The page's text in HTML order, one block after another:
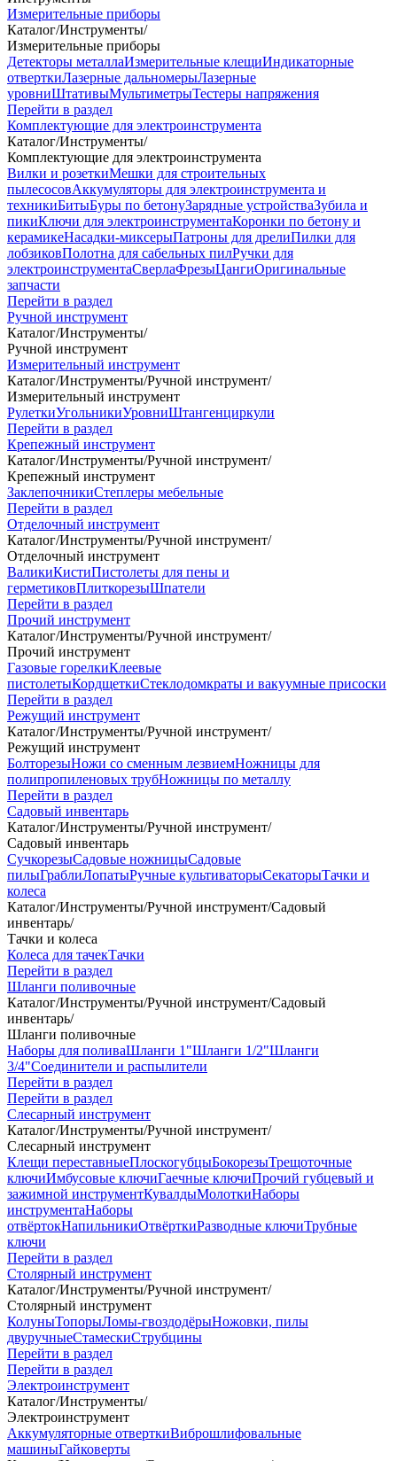
Измерительные приборы
Каталог/Инструменты/
Измерительные приборы
Детекторы металлаИзмерительные клещиИндикаторные
отверткиЛазерные дальномерыЛазерные
уровниШтативыМультиметрыТестеры напряжения
Перейти в раздел
Комплектующие для электроинструмента
Каталог/Инструменты/
Комплектующие для электроинструмента
Вилки и розеткиМешки для строительных
пылесосовАккумуляторы для электроинструмента и
техникиБитыБуры по бетонуЗарядные устройстваЗубила и
пикиКлючи для электроинструментаКоронки по бетону и
керамикеНасадки-миксерыПатроны для дрелиПилки для
лобзиковПолотна для сабельных пилРучки для
электроинструментаСверлаФрезыЦангиОригинальные
запчасти
Перейти в раздел
Ручной инструмент
Каталог/Инструменты/
Ручной инструмент
Измерительный инструмент
Каталог/Инструменты/Ручной инструмент/
Измерительный инструмент
РулеткиУгольникиУровниШтангенциркули
Перейти в раздел
Крепежный инструмент
Каталог/Инструменты/Ручной инструмент/
Крепежный инструмент
ЗаклепочникиСтеплеры мебельные
Перейти в раздел
Отделочный инструмент
Каталог/Инструменты/Ручной инструмент/
Отделочный инструмент
ВаликиКистиПистолеты для пены и
герметиковПлиткорезыШпатели
Перейти в раздел
Прочий инструмент
Каталог/Инструменты/Ручной инструмент/
Прочий инструмент
Газовые горелкиКлеевые
пистолетыКордщеткиСтеклодомкраты и вакуумные присоски
Перейти в раздел
Режущий инструмент
Каталог/Инструменты/Ручной инструмент/
Режущий инструмент
БолторезыНожи со сменным лезвиемНожницы для
полипропиленовых трубНожницы по металлу
Перейти в раздел
Садовый инвентарь
Каталог/Инструменты/Ручной инструмент/
Садовый инвентарь
СучкорезыСадовые ножницыСадовые
пилыГраблиЛопатыРучные культиваторыСекаторыТачки и
колеса
Каталог/Инструменты/Ручной инструмент/Садовый
инвентарь/
Тачки и колеса
Колеса для тачекТачки
Перейти в раздел
Шланги поливочные
Каталог/Инструменты/Ручной инструмент/Садовый
инвентарь/
Шланги поливочные
Наборы для поливаШланги 1"Шланги 1/2"Шланги
3/4"Соединители и распылители
Перейти в раздел
Перейти в раздел
Слесарный инструмент
Каталог/Инструменты/Ручной инструмент/
Слесарный инструмент
Клещи переставныеПлоскогубцыБокорезыТрещоточные
ключиИмбусовые ключиГаечные ключиПрочий губцевый и
зажимной инструментКувалдыМолоткиНаборы
инструментаНаборы
отвёртокНапильникиОтвёрткиРазводные ключиТрубные
ключи
Перейти в раздел
Столярный инструмент
Каталог/Инструменты/Ручной инструмент/
Столярный инструмент
КолуныТопорыЛомы-гвоздодёрыНожовки, пилы
двуручныеСтамескиСтрубцины
Перейти в раздел
Перейти в раздел
Электроинструмент
Каталог/Инструменты/
Электроинструмент
Аккумуляторные отверткиВиброшлифовальные
машиныГайковерты